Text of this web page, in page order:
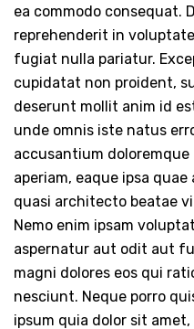
ea commodo consequat.
reprehenderit in
fugiat nulla pariatur.
cupidatat non proident,
deserunt mollit anim id
unde omnis iste natus
accusantium
aperiam, eaque ipsa
quasi architecto beatae
Nemo enim ipsam
aspernatur aut odit aut
magni dolores eos qui
nesciunt. Neque porro
ipsum quia dolor sit